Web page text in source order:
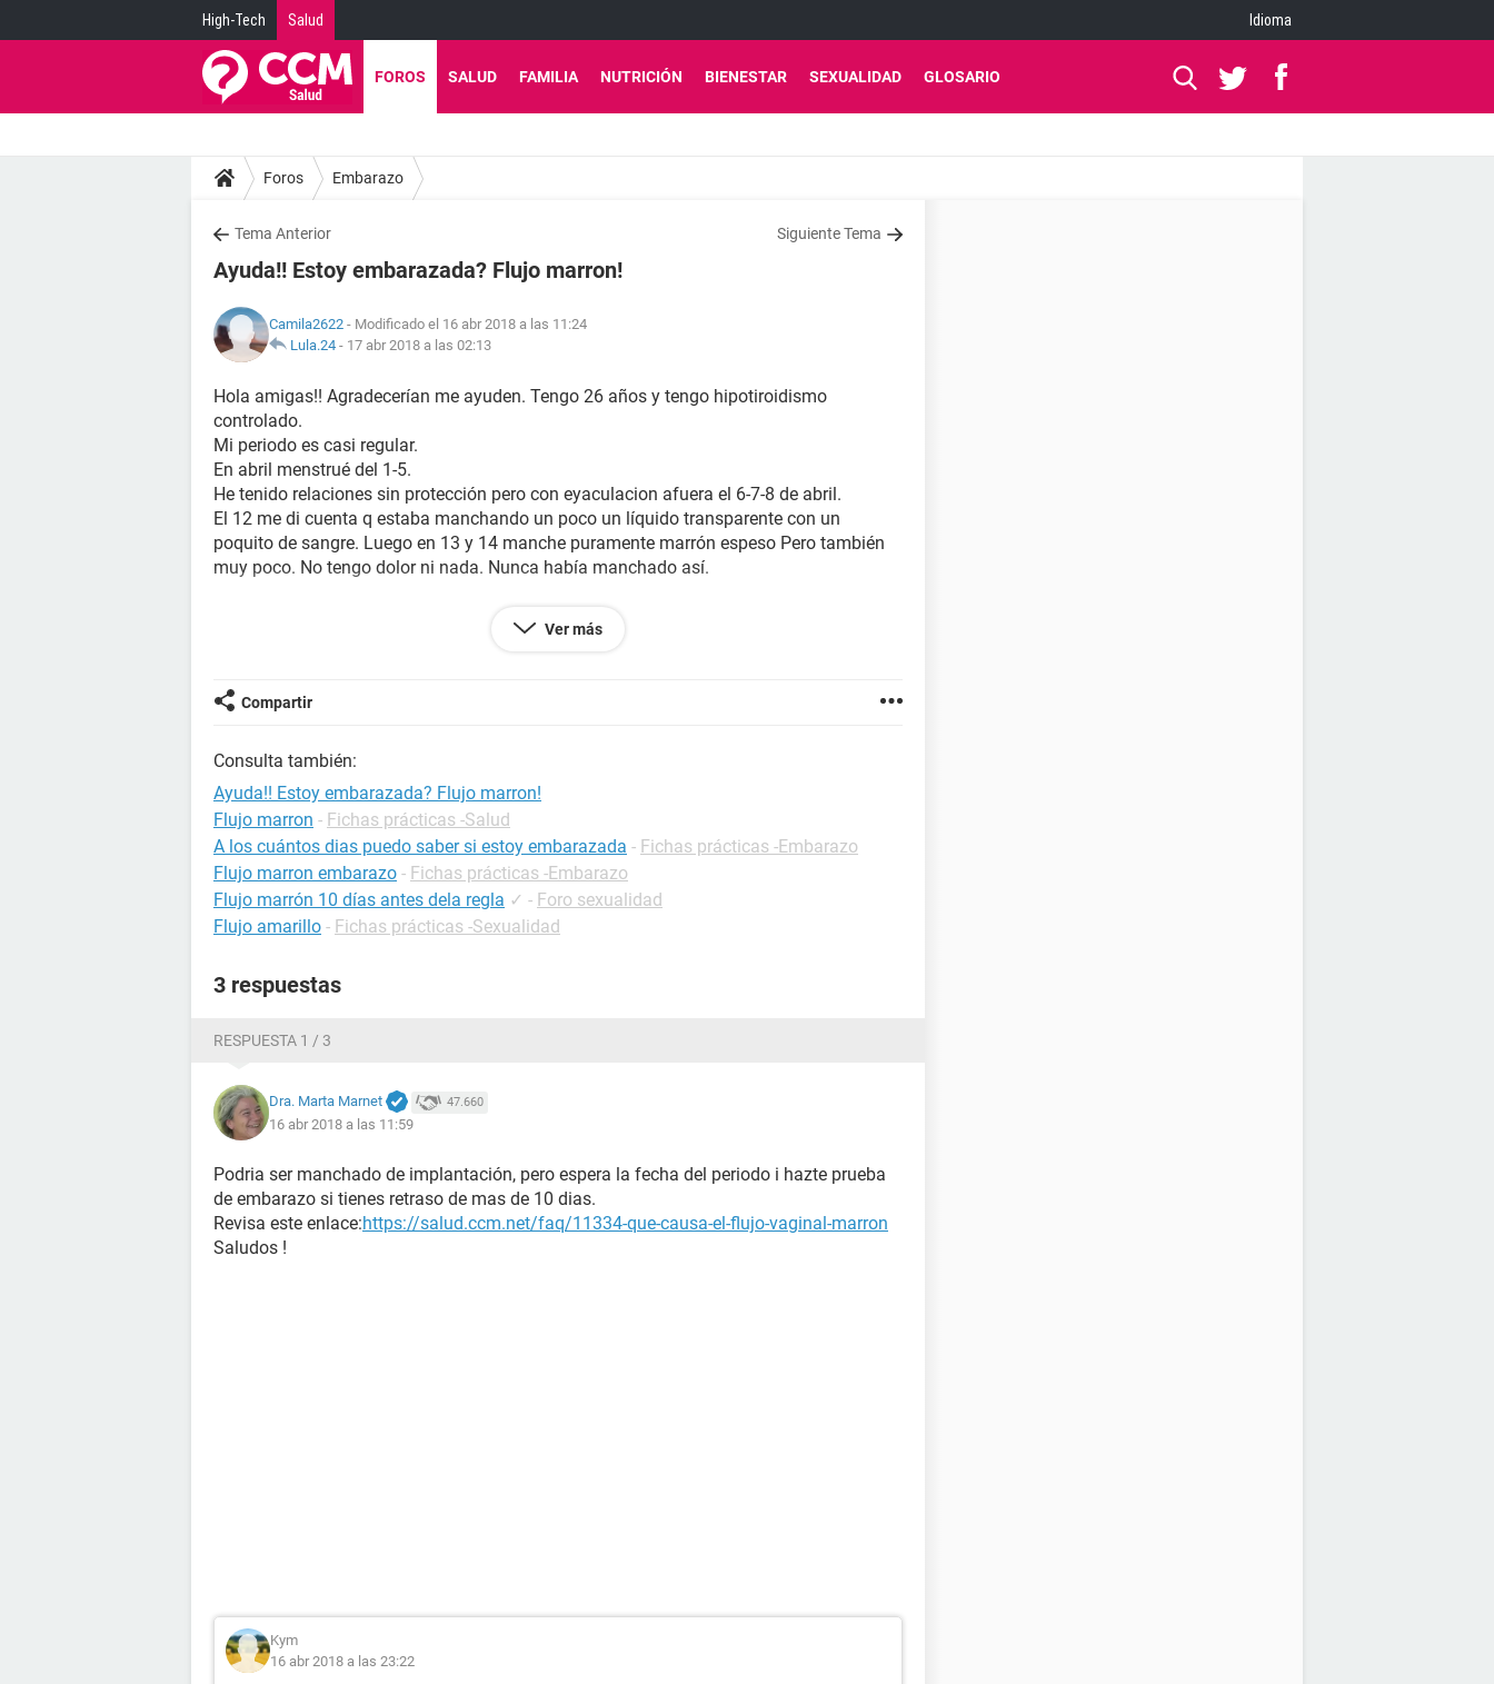
High-Tech Salud Idioma
FOROS SALUD FAMILIA NUTRICIÓN BIENESTAR SEXUALIDAD GLOSARIO
Foros Embarazo
Tema Anterior Siguiente Tema
Ayuda!! Estoy embarazada? Flujo marron!
Camila2622 - Modificado el 16 abr 2018 a las 11:24
Lula.24 - 17 abr 2018 a las 02:13
Hola amigas!! Agradecerían me ayuden. Tengo 26 años y tengo hipotiroidismo
controlado.
Mi periodo es casi regular.
En abril menstrué del 1-5.
He tenido relaciones sin protección pero con eyaculacion afuera el 6-7-8 de abril.
El 12 me di cuenta q estaba manchando un poco un líquido transparente con un
poquito de sangre. Luego en 13 y 14 manche puramente marrón espeso Pero también
muy poco. No tengo dolor ni nada. Nunca había manchado así.
Muchas gracias!
Ver más
Compartir
Consulta también:
Ayuda!! Estoy embarazada? Flujo marron!
Flujo marron - Fichas prácticas -Salud
A los cuántos dias puedo saber si estoy embarazada - Fichas prácticas -Embarazo
Flujo marron embarazo - Fichas prácticas -Embarazo
Flujo marrón 10 días antes dela regla ✓ - Foro sexualidad
Flujo amarillo - Fichas prácticas -Sexualidad
3 respuestas
RESPUESTA 1 / 3
Dra. Marta Marnet 47.660
16 abr 2018 a las 11:59
Podria ser manchado de implantación, pero espera la fecha del periodo i hazte prueba
de embarazo si tienes retraso de mas de 10 dias.
Revisa este enlace:https://salud.ccm.net/faq/11334-que-causa-el-flujo-vaginal-marron
Saludos !
Kym
16 abr 2018 a las 23:22